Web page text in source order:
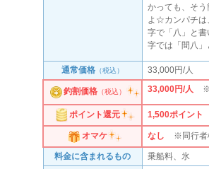
かっても、そ
よ☆カンパチは
字で「八」と
字では「間八
通常価格 （税込） 33,000円/人
釣割価格（税込） 33,000円/人
ポイント還元 1,500ポイント
オマケ なし ※同行者
料金に含まれるもの
乗船料、氷